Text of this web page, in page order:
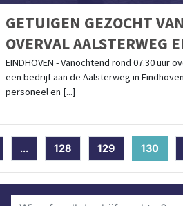
GETUIGEN GEZOCHT
OVERVAL AALSTERWEG
EINDHOVEN - Vanochtend rond 07.30 uur
een bedrijf aan de Aalsterweg in
personeel en [...]
... 128 129 130